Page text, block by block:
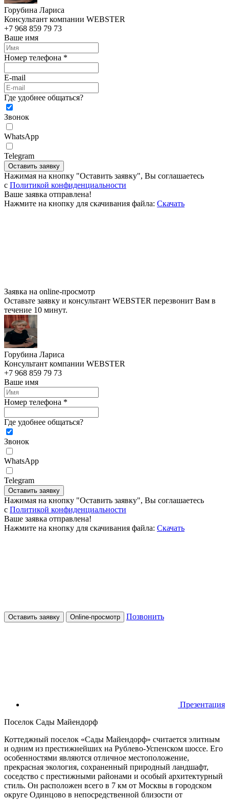
Горубина Лариса
Консультант компании WEBSTER
+7 968 859 79 73
Ваше имя
Номер телефона *
E-mail
Где удобнее общаться?
Звонок
WhatsApp
Telegram
Оставить заявку
Нажимая на кнопку "Оставить заявку", Вы соглашаетесь
c Политикой конфиденциальности
Ваше заявка отправлена!
Нажмите на кнопку для скачивания файла: Скачать
Заявка на online-просмотр
Оставьте заявку и консультант WEBSTER перезвонит Вам в
течение 10 минут.
Горубина Лариса
Консультант компании WEBSTER
+7 968 859 79 73
Ваше имя
Номер телефона *
Где удобнее общаться?
Звонок
WhatsApp
Telegram
Оставить заявку
Нажимая на кнопку "Оставить заявку", Вы соглашаетесь
c Политикой конфиденциальности
Ваше заявка отправлена!
Нажмите на кнопку для скачивания файла: Скачать
Оставить заявку Online-просмотр Позвонить
Презентация
Поселок Сады Майендорф
Коттеджный поселок «Сады Майендорф» считается элитным
и одним из престижнейших на Рублево-Успенском шоссе. Его
особенностями являются отличное местоположение,
прекрасная экология, сохраненный природный ландшафт,
соседство с престижными районами и особый архитектурный
стиль. Он расположен всего в 7 км от Москвы в городском
округе Одинцово в непосредственной близости от